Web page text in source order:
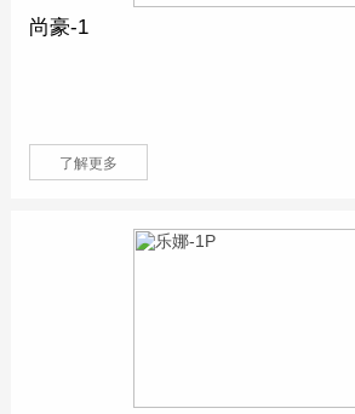
尚豪-1
了解更多